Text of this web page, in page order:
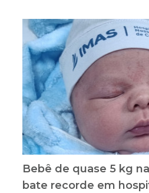
Bebê de quase 5 kg
bate recorde em